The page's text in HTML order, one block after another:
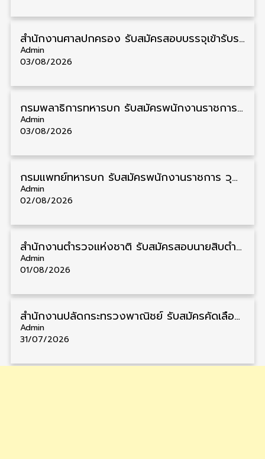
สํานักงานศาลปกครอง รับสมัครสอบบรรจุเข้ารับราชการ วุฒิ ป.ตรี 72 อัตรา รับสมัคร 31 สิงหาคม – 18 กันยายน
Admin
03/08/2026
กรมพลาธิการทหารบก รับสมัครพนักงานราชการ วุฒิ ม.3/ม.6/ปวช. 66 อัตรา รับสมัคร 10 – 17 สิงหาคม
Admin
03/08/2026
กรมแพทย์ทหารบก รับสมัครพนักงานราชการ วุฒิ ม.3/ม.6/ปวช./ปวท./ปวส. 6 อัตรา รับสมัคร 3 – 7 สิงหาคม
Admin
02/08/2026
สำนักงานตำรวจแห่งชาติ รับสมัครสอบนายสิบตำรวจ วุฒิ ม.6/ปวช. 6,000 อัตรา รับสมัคร 8 – 19 สิงหาคม
Admin
01/08/2026
สำนักงานปลัดกระทรวงพาณิชย์ รับสมัครคัดเลือกพนักงานราชการ วุฒิ ปวส./ป.ตรี 11 อัตรา รับสมัคร 10 – 21 สิงหาคม
Admin
31/07/2026